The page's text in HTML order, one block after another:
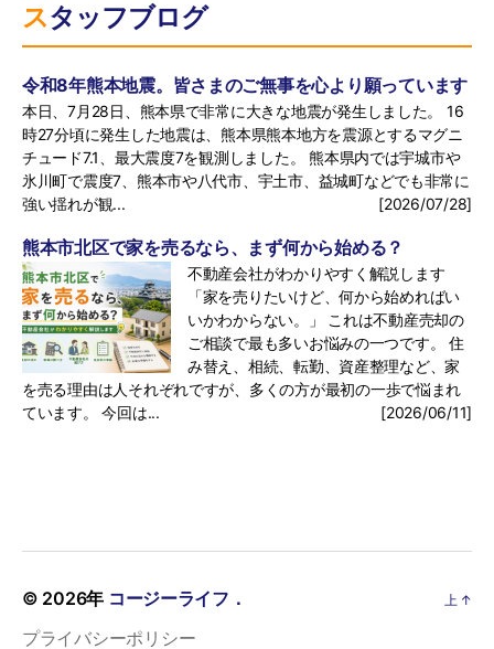
スタッフブログ
令和8年熊本地震。皆さまのご無事を心より願っています
本日、7月28日、熊本県で非常に大きな地震が発生しました。 16
時27分頃に発生した地震は、熊本県熊本地方を震源とするマグニ
チュード7.1、最大震度7を観測しました。 熊本県内では宇城市や
氷川町で震度7、熊本市や八代市、宇土市、益城町などでも非常に
強い揺れが観...
[2026/07/28]
熊本市北区で家を売るなら、まず何から始める？
不動産会社がわかりやすく解説します
「家を売りたいけど、何から始めればい
いかわからない。」 これは不動産売却の
ご相談で最も多いお悩みの一つです。 住
み替え、相続、転勤、資産整理など、家
を売る理由は人それぞれですが、多くの方が最初の一歩で悩まれ
ています。 今回は...
[2026/06/11]
© 2026年 コージーライフ．
プライバシーポリシー
上 ↑